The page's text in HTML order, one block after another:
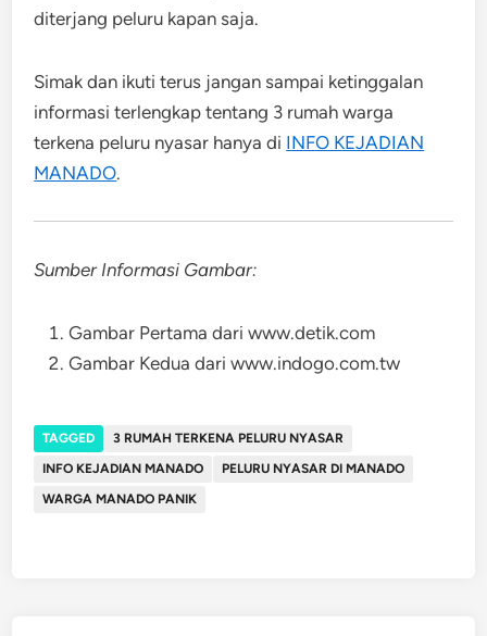
diterjang peluru kapan saja.
Simak dan ikuti terus jangan sampai ketinggalan
informasi terlengkap tentang 3 rumah warga
terkena peluru nyasar hanya di INFO KEJADIAN
MANADO.
Sumber Informasi Gambar:
Gambar Pertama dari www.detik.com
Gambar Kedua dari www.indogo.com.tw
TAGGED
3 RUMAH TERKENA PELURU NYASAR
INFO KEJADIAN MANADO
PELURU NYASAR DI MANADO
WARGA MANADO PANIK